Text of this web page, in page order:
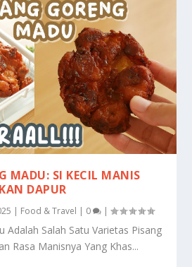
MADU: SI KECIL MANIS
DAPUR
| Food & Travel | 0 |
Adalah Salah Satu Varietas Pisang
Rasa Manisnya Yang Khas...